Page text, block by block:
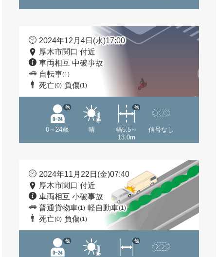
2024年12月4日(水)17:00
厚木市関口 付近
車両相互 中破事故
自転車(1)
死亡(0) 負傷(1)
0～24歳
他
晴
幅5.5～
13.0m
他
信号なし
2024年11月22日(金)07:40
厚木市関口 付近
車両相互 小破事故
普通貨物車(1) 軽自動車(1)
死亡(0) 負傷(1)
他 他